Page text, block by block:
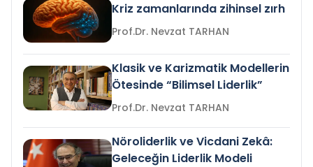
Kriz zamanlarında zihinsel zırh
Prof.Dr. Nevzat TARHAN
Klasik ve Karizmatik Modellerin
Ötesinde “Bilimsel Liderlik”
Prof.Dr. Nevzat TARHAN
Nöroliderlik ve Vicdani Zekâ:
Geleceğin Liderlik Modeli